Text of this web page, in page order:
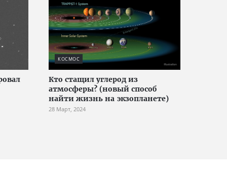
КОСМОС
Кто стащил углерод из
атмосферы? (новый способ
найти жизнь на экзопланете)
28 Март, 2024